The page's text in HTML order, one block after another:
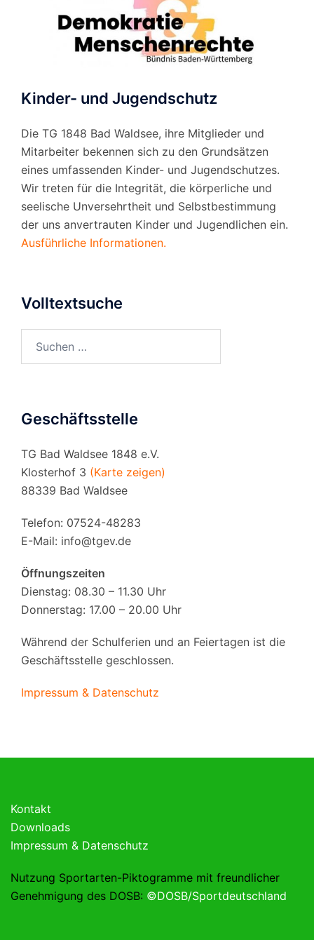
Kinder- und Jugendschutz
Die TG 1848 Bad Waldsee, ihre Mitglieder und
Mitarbeiter bekennen sich zu den Grundsätzen
eines umfassenden Kinder- und Jugendschutzes.
Wir treten für die Integrität, die körperliche und
seelische Unversehrtheit und Selbstbestimmung
der uns anvertrauten Kinder und Jugendlichen ein.
Ausführliche Informationen.
Volltextsuche
Geschäftsstelle
TG Bad Waldsee 1848 e.V.
Klosterhof 3 (Karte zeigen)
88339 Bad Waldsee
Telefon: 07524-48283
E-Mail: info@tgev.de
Öffnungszeiten
Dienstag: 08.30 – 11.30 Uhr
Donnerstag: 17.00 – 20.00 Uhr
Während der Schulferien und an Feiertagen ist die
Geschäftsstelle geschlossen.
Impressum & Datenschutz
Kontakt
Downloads
Impressum & Datenschutz
Nutzung Sportarten-Piktogramme mit freundlicher
Genehmigung des DOSB: ©DOSB/Sportdeutschland